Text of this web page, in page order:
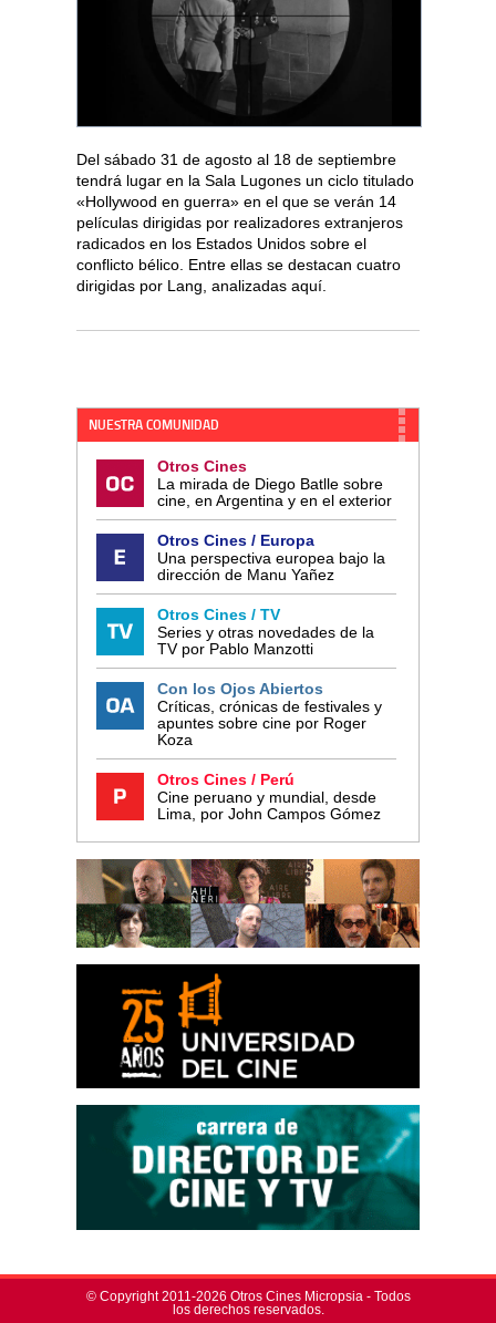
Del sábado 31 de agosto al 18 de septiembre
tendrá lugar en la Sala Lugones un ciclo titulado
«Hollywood en guerra» en el que se verán 14
películas dirigidas por realizadores extranjeros
radicados en los Estados Unidos sobre el
conflicto bélico. Entre ellas se destacan cuatro
dirigidas por Lang, analizadas aquí.
NUESTRA COMUNIDAD
Otros Cines
La mirada de Diego Batlle sobre
cine, en Argentina y en el exterior
Otros Cines / Europa
Una perspectiva europea bajo la
dirección de Manu Yañez
Otros Cines / TV
Series y otras novedades de la
TV por Pablo Manzotti
Con los Ojos Abiertos
Críticas, crónicas de festivales y
apuntes sobre cine por Roger
Koza
Otros Cines / Perú
Cine peruano y mundial, desde
Lima, por John Campos Gómez
© Copyright 2011-2026 Otros Cines Micropsia - Todos
los derechos reservados.